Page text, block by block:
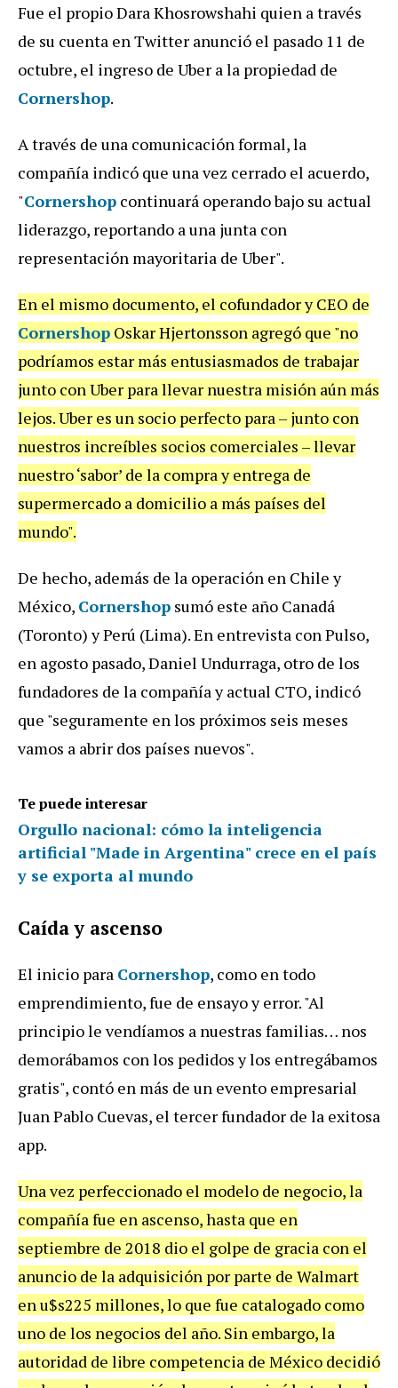
Fue el propio Dara Khosrowshahi quien a través
de su cuenta en Twitter anunció el pasado 11 de
octubre, el ingreso de Uber a la propiedad de
Cornershop.
A través de una comunicación formal, la
compañía indicó que una vez cerrado el acuerdo,
"Cornershop continuará operando bajo su actual
liderazgo, reportando a una junta con
representación mayoritaria de Uber".
En el mismo documento, el cofundador y CEO de
Cornershop Oskar Hjertonsson agregó que "no
podríamos estar más entusiasmados de trabajar
junto con Uber para llevar nuestra misión aún más
lejos. Uber es un socio perfecto para – junto con
nuestros increíbles socios comerciales – llevar
nuestro ‘sabor’ de la compra y entrega de
supermercado a domicilio a más países del
mundo".
De hecho, además de la operación en Chile y
México, Cornershop sumó este año Canadá
(Toronto) y Perú (Lima). En entrevista con Pulso,
en agosto pasado, Daniel Undurraga, otro de los
fundadores de la compañía y actual CTO, indicó
que "seguramente en los próximos seis meses
vamos a abrir dos países nuevos".
Te puede interesar
Orgullo nacional: cómo la inteligencia
artificial "Made in Argentina" crece en el país
y se exporta al mundo
Caída y ascenso
El inicio para Cornershop, como en todo
emprendimiento, fue de ensayo y error. "Al
principio le vendíamos a nuestras familias… nos
demorábamos con los pedidos y los entregábamos
gratis", contó en más de un evento empresarial
Juan Pablo Cuevas, el tercer fundador de la exitosa
app.
Una vez perfeccionado el modelo de negocio, la
compañía fue en ascenso, hasta que en
septiembre de 2018 dio el golpe de gracia con el
anuncio de la adquisición por parte de Walmart
en u$s225 millones, lo que fue catalogado como
uno de los negocios del año. Sin embargo, la
autoridad de libre competencia de México decidió